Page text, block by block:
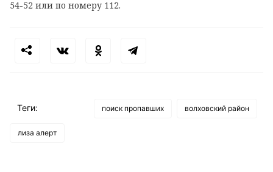
54-52 или по номеру 112.
Теги: поиск пропавших волховский район
лиза алерт